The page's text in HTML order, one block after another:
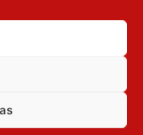
El precio original era: 29.90€.
El precio actual es: 22.42€.